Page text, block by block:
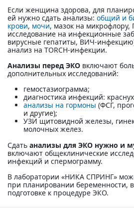
Если женщина здорова, для
ей нужно сдать анализы: общий и
крови, мочи, мазок на микрофлору,
исследование на инфекционные
вирусные гепатиты, ВИЧ-
анализ на TORCH-инфекции.
Анализы перед ЭКО включают
дополнительных исследований:
гемостазиограмма;
диагностика инфекций:
анализы на гормоны (ФСГ,
и другие);
УЗИ щитовидной железы,
молочных желез.
Сдать анализы для ЭКО нужно и
включают общеклинические
инфекций и спермограмму.
В лаборатории «НИКА СПРИНГ»
при планировании беременности,
подготовке к процедуре ЭКО.